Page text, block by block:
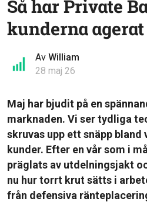
Så har Private
kunderna
Av William
28 maj 26
Maj har bjudit på en
marknaden. Vi ser tydliga
skruvas upp ett snäpp bland
kunder. Efter en vår som i
präglats av utdelningsjakt
nu hur torrt krut sätts i
från defensiva